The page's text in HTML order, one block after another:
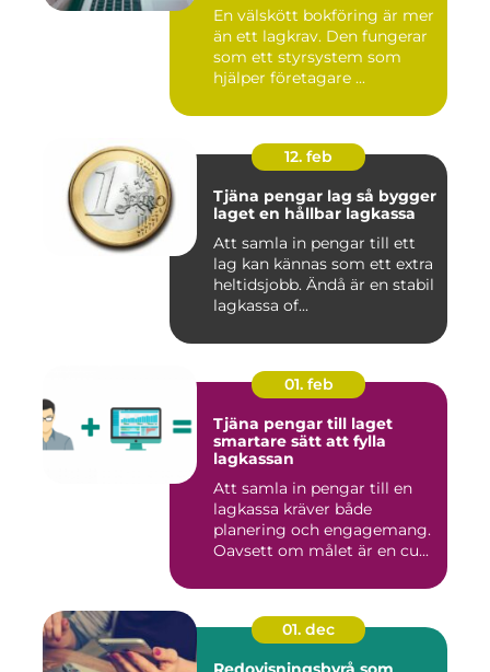
En välskött bokföring är mer
än ett lagkrav. Den fungerar
som ett styrsystem som
hjälper företagare ...
12. feb
Tjäna pengar lag så bygger
laget en hållbar lagkassa
Att samla in pengar till ett
lag kan kännas som ett extra
heltidsjobb. Ändå är en stabil
lagkassa of...
01. feb
Tjäna pengar till laget
smartare sätt att fylla
lagkassan
Att samla in pengar till en
lagkassa kräver både
planering och engagemang.
Oavsett om målet är en cu...
01. dec